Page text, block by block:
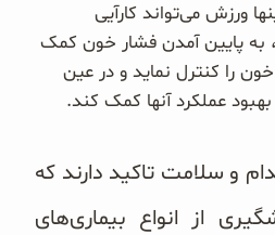
ورزش می‌تواند کارآیی
به پایین آمدن فشار خون کمک
را کنترل نماید و در عین
عملکرد آنها کمک کند.
و سلامت تاکید دارند که
از انواع بیماری‌های